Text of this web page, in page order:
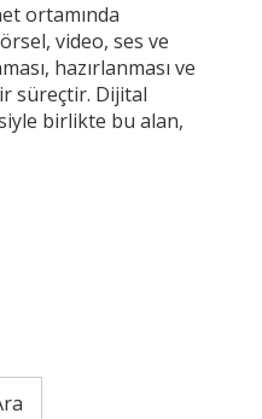
ortamında
video, ses ve
hazırlanması ve
süreçtir. Dijital
birlikte bu alan,